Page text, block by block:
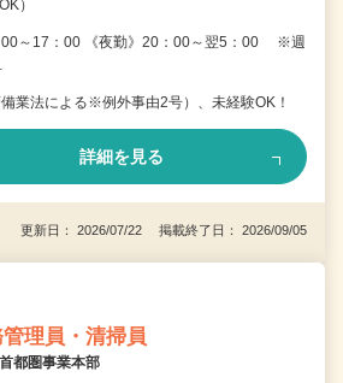
）
00～17：00 《夜勤》20：00～翌5：00 ※週
業法による※例外事由2号）、未経験OK！
詳細を見る
更新日： 2026/07/22 掲載終了日： 2026/09/05
理員・清掃員
都圏事業本部